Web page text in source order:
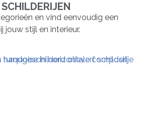
en vind eenvoudig een
jouw stijl en interieur.